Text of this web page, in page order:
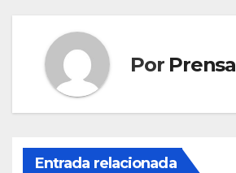
Por Prensa
Entrada relacionada